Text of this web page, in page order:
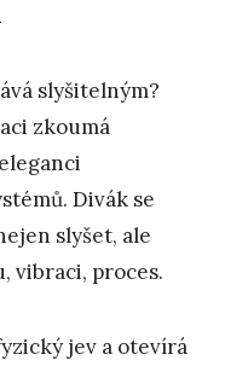
slyšitelným?
zkoumá
Divák se
slyšet, ale
vibraci, proces.
jev a otevírá